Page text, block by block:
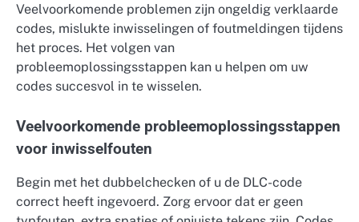
Veelvoorkomende problemen zijn ongeldig verklaarde
codes, mislukte inwisselingen of foutmeldingen tijdens
het proces. Het volgen van
probleemoplossingsstappen kan u helpen om uw
codes succesvol in te wisselen.
Veelvoorkomende probleemoplossingsstappen
voor inwisselfouten
Begin met het dubbelchecken of u de DLC-code
correct heeft ingevoerd. Zorg ervoor dat er geen